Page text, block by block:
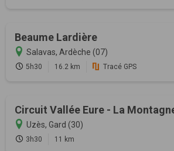
Beaume Lardière
Salavas, Ardèche (07)
5h30 16.2 km Tracé GPS
Circuit Vallée Eure - La
Uzès, Gard (30)
3h30 11 km